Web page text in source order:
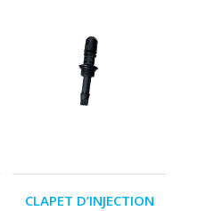
CLAPET D’INJECTION